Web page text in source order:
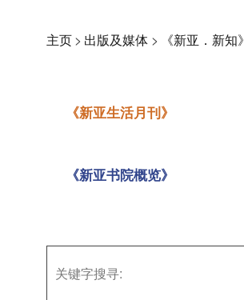
主页> 出版及媒体 > 《新亚．新知》
《新亚生活月刊》
《新亚书院概览》